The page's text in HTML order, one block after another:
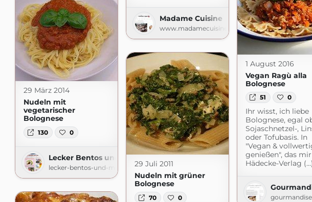
Madame Cuisine
www.madamecuisine.de
1 August 2016
Vegan Ragù alla
Bolognese
51 0
Ihr wisst, ich liebe
Bolognese, egal
Sojaschnetzel-,
oder Tofubasis. In
"Vegan &
genießen", das
Hädecke-Verlag (...)
29 März 2014
Nudeln mit
vegetarischer
Bolognese
130 0
Lecker Bentos und mehr
lecker-bentos-und-mehr.blogspot.com
29 Juli 2011
Nudeln mit grüner
Bolognese
70 0